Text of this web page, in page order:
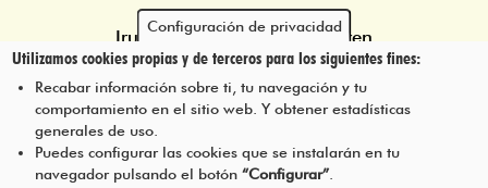
Iruñerriko Mankomunitatearen
Ingurumen Heziketarako Eskola
Programa
Configuración de privacidad
Utilizamos cookies propias y de terceros para los siguientes fines:
Recabar información sobre ti, tu navegación y tu
comportamiento en el sitio web. Y obtener estadísticas
generales de uso.
Puedes configurar las cookies que se instalarán en tu
navegador pulsando el botón“Configurar”